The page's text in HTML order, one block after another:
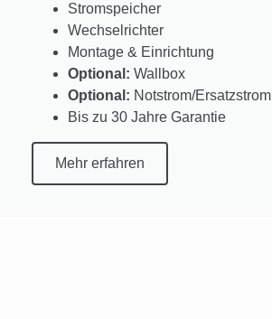
Stromspeicher
Wechselrichter
Montage & Einrichtung
Optional: Wallbox
Optional: Notstrom/Ersatzstrom
Bis zu 30 Jahre Garantie
Mehr erfahren